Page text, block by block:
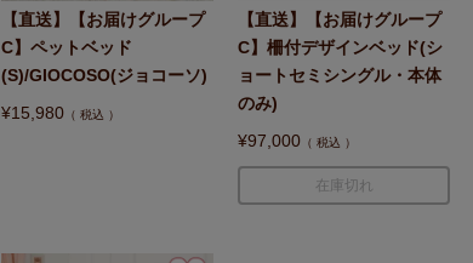
【直送】【お届けグループ
C】ペットベッド
(S)/GIOCOSO(ジョコーソ)
¥15,980 税込
【直送】【お届けグループ
C】柵付デザインベッド(シ
ョートセミシングル・本体
のみ)
¥97,000 税込
在庫切れ